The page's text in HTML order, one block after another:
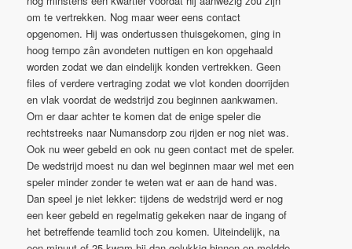
om te vertrekken. Nog maar weer eens contact
opgenomen. Hij was ondertussen thuisgekomen, ging in
hoog tempo zân avondeten nuttigen en kon opgehaald
worden zodat we dan eindelijk konden vertrekken. Geen
files of verdere vertraging zodat we vlot konden doorrijden
en vlak voordat de wedstrijd zou beginnen aankwamen.
Om er daar achter te komen dat de enige speler die
rechtstreeks naar Numansdorp zou rijden er nog niet was.
Ook nu weer gebeld en ook nu geen contact met de speler.
De wedstrijd moest nu dan wel beginnen maar wel met een
speler minder zonder te weten wat er aan de hand was.
Dan speel je niet lekker: tijdens de wedstrijd werd er nog
een keer gebeld en regelmatig gekeken naar de ingang of
het betreffende teamlid toch zou komen. Uiteindelijk, na